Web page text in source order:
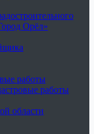
Орёл»
работы
работы
области